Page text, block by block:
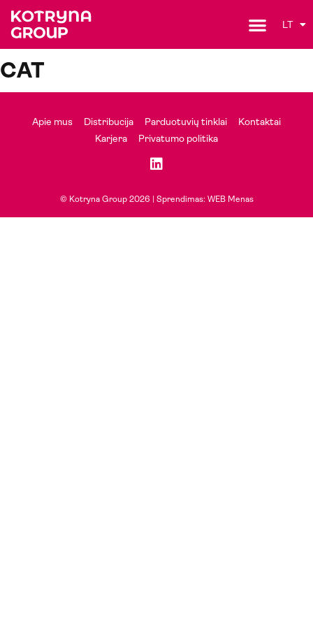
LT
CAT
Apie mus Distribucija Parduotuvių tinklai
Kontaktai
Karjera
Privatumo politika
© Kotryna Group 2026 | Sprendimas: WEB Menas